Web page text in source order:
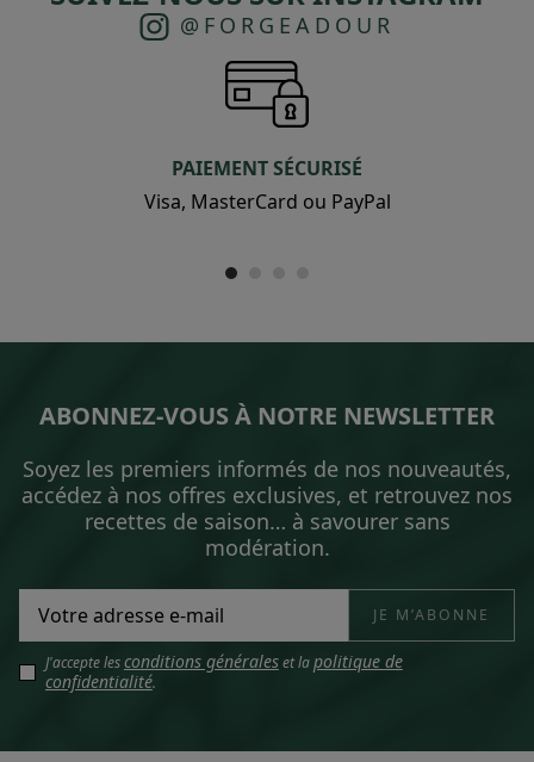
@FORGEADOUR
PAIEMENT SÉCURISÉ
Visa, MasterCard ou PayPal
ABONNEZ-VOUS À NOTRE NEWSLETTER
Soyez les premiers informés de nos nouveautés,
accédez à nos offres exclusives, et retrouvez nos
recettes de saison… à savourer sans
modération.
J'accepte lesconditions généraleset lapolitique de
confidentialité.